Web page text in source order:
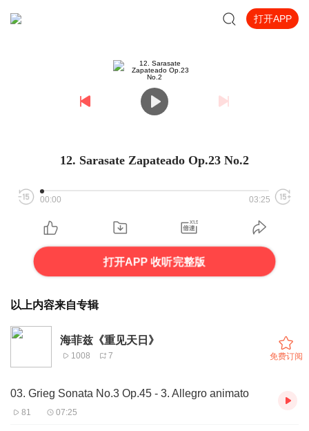
打开APP
12. Sarasate Zapateado Op.23 No.2
00:00 03:25
打开APP 收听完整版
以上内容来自专辑
海菲兹《重见天日》
1008 7 免费订阅
03. Grieg Sonata No.3 Op.45 - 3. Allegro animato
81 07:25